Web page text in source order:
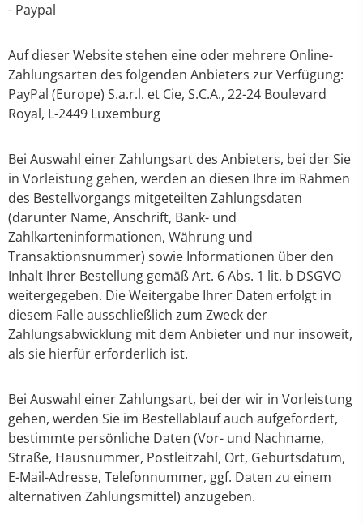
- Paypal
Auf dieser Website stehen eine oder mehrere Online-
Zahlungsarten des folgenden Anbieters zur Verfügung:
PayPal (Europe) S.a.r.l. et Cie, S.C.A., 22-24 Boulevard
Royal, L-2449 Luxemburg
Bei Auswahl einer Zahlungsart des Anbieters, bei der Sie
in Vorleistung gehen, werden an diesen Ihre im Rahmen
des Bestellvorgangs mitgeteilten Zahlungsdaten
(darunter Name, Anschrift, Bank- und
Zahlkarteninformationen, Währung und
Transaktionsnummer) sowie Informationen über den
Inhalt Ihrer Bestellung gemäß Art. 6 Abs. 1 lit. b DSGVO
weitergegeben. Die Weitergabe Ihrer Daten erfolgt in
diesem Falle ausschließlich zum Zweck der
Zahlungsabwicklung mit dem Anbieter und nur insoweit,
als sie hierfür erforderlich ist.
Bei Auswahl einer Zahlungsart, bei der wir in Vorleistung
gehen, werden Sie im Bestellablauf auch aufgefordert,
bestimmte persönliche Daten (Vor- und Nachname,
Straße, Hausnummer, Postleitzahl, Ort, Geburtsdatum,
E-Mail-Adresse, Telefonnummer, ggf. Daten zu einem
alternativen Zahlungsmittel) anzugeben.